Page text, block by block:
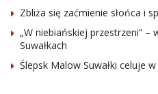
Zbliża się zaćmienie słońca i
„W niebiańskiej przestrzeni” –
Suwałkach
Ślepsk Malow Suwałki celuje